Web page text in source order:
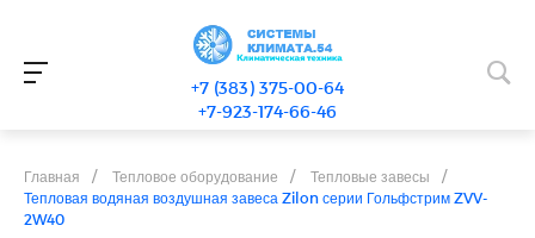
+7 (383) 375-00-64
+7-923-174-66-46
Главная / Тепловое оборудование / Тепловые завесы
/
Тепловая водяная воздушная завеса Zilon серии Гольфстрим ZVV-
2W40